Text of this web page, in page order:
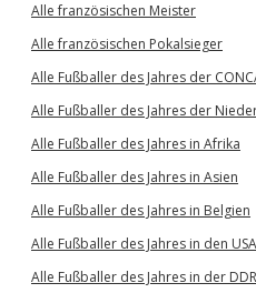
Alle französischen Meister
Alle französischen Pokalsieger
Alle Fußballer des Jahres der
Alle Fußballer des Jahres der
Alle Fußballer des Jahres in Afrika
Alle Fußballer des Jahres in Asien
Alle Fußballer des Jahres in Belgien
Alle Fußballer des Jahres in den USA
Alle Fußballer des Jahres in der DDR